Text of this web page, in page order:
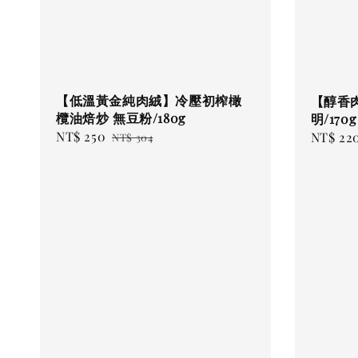
【低溫黃金純肉絨】冷壓初榨橄
欖油焙炒 無豆粉/180g
Sale
NT$ 250 Regular
NT$ 304
【醇
明/170g
Regular
NT$